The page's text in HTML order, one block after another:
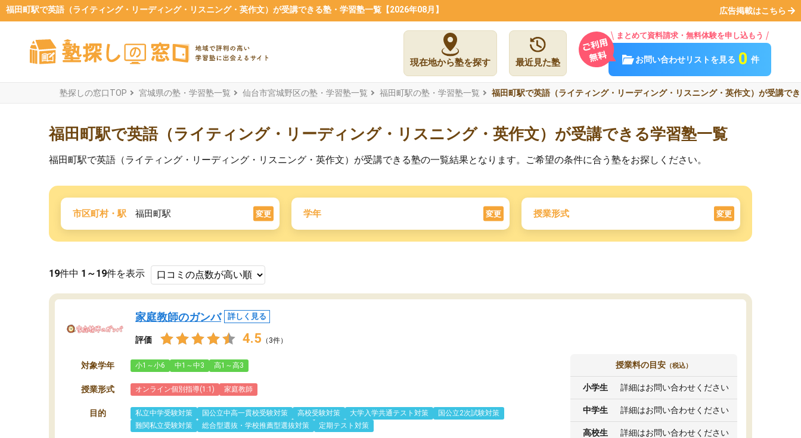
福田町駅で英語（ライティング・リーディング・リスニング・英作文）が受講できる塾・学習塾一覧【2026年08月】 広告掲載はこちら
現在地から塾を探す 最近見た塾
まとめて資料請求・無料体験を申し込もう
お問い合わせリストを見る 0 件
塾探しの窓口TOP 宮城県の塾・学習塾一覧 仙台市宮城野区の塾・学習塾一覧 福田町駅の塾・学習塾一覧 福田町駅で英語（ライティング・リーディング・リスニング・英作文）が受講で
福田町駅で英語（ライティング・リーディング・リスニング・英作文）が受講できる学習塾一覧
福田町駅で英語（ライティング・リーディング・リスニング・英作文）が受講できる塾の一覧結果となります。ご希望の条件に合う塾をお探しください。
市区町村・駅 福田町駅 変更 学年 変更 授業形式 変更
19件中 1～19件を表示
家庭教師のガンバ 詳しく見る
評価 4.5 （3件）
対象学年 小1～小6 中1～中3 高1～高3
授業形式 オンライン個別指導(1:1) 家庭教師
目的 私立中学受験対策 国公立中高一貫校受験対策 高校受験対策 大学入学共通テスト対策
国公立2次試験対策
難関私立受験対策
総合型選抜・学校推薦型選抜対策 定期テスト対策
授業料の目安 （税込）
小学生 詳細はお問い合わせください
中学生 詳細はお問い合わせください
高校生 詳細はお問い合わせください